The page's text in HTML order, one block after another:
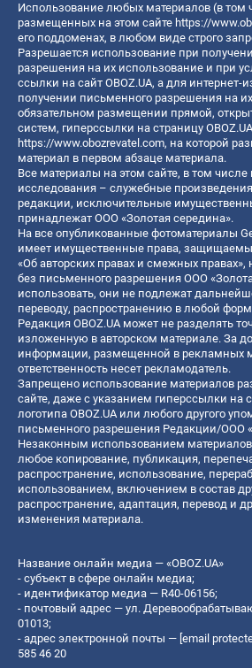
Использование любых материалов (в том
размещенных на этом сайте https://
его поддоменах, в любом виде строго
Разрешается использование при
разрешения на их использование и при
ссылки на сайт OBOZ.UA, а для интернет-
получении письменного разрешения на
обязательном размещении прямой,
систем, гиперссылки на страницу
https://www.obozrevatel.com, на которой
материал в первом абзаце материала.
Все материалы на этом сайте, в том числе
исследования – служебные
редакции, исключительные
принадлежат ООО «Золотая середина».
На все опубликованные фотоматериалы
имеет имущественные права,
«Об авторских правах и смежных правах»,
без письменного разрешения ООО
использовать, они не подлежат
переводу, распространению в любой
Редакция OBOZ.UA может не разделять
изложенную в авторском материале. За
информации, размещенной в рекламных
ответственность несет рекламодатель.
Запрещено использование материалов
сайте, даже с указанием гиперссылки на
логотипа OBOZ.UA или любого другого
письменного разрешения Редакции/ООО
Незаконным использованием материалов
любое копирование, публикация,
распространение, использование,
использованием, включением в состав
распространение, адаптация, перевод и
изменения материала.
Название онлайн медиа — «OBOZ.UA»
- субъект в сфере онлайн медиа;
- идентификатор медиа — R40-06156;
- почтовый адрес — ул.
01013;
- адрес электронной почты — [email
585 46 20